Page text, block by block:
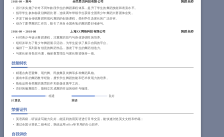
2018-09 ~ 至今 全民简历科技有限公司 舞蹈老师
设计并实施了针对不同年龄段学生的舞蹈课程体系，提升了学生的舞蹈技能和表演水平。
指导学生参加各级别舞蹈比赛，连续两年带领学生获得全国青少年舞蹈大赛团体金奖。
开发了融合传统舞蹈和现代舞蹈的创新课程，受到学生及家长的广泛好评。
创办了夏季舞蹈工作坊，吸引了来自全国各地的舞蹈爱好者参与。
2016-09 ~ 2018-08 上海XX网络科技有限公司
舞蹈老师
针对青少年设计舞蹈课程，注重舞蹈技巧与身体协调性的培养。
组织并举办了青少年舞蹈展示活动，为学生提供了展示自我的平台。
编排了一系列富有创意的舞蹈作品，激发了学生的舞蹈创造力。
与家长保持良好沟通，确保教育理念与家长期望保持一致。
技能特长
精通古典芭蕾舞、现代舞、民族舞及街舞等多种舞蹈风格。
拥有丰富的舞蹈教学经验，擅长学生舞蹈技能和艺术表现力的培养。
熟练运用各类舞蹈教育软件和多媒体教学工具。
良好的编舞能力，能独立完成舞蹈作品的创作与编排。
计算机
精通
英语
良好
荣誉证书
英语四级，听说读写能力良好，能流利的用英语进行日常交流，能快速浏览英文文档和书籍；
通过全国计算机二级考试，熟练运用office等常用的办公软件。
自我评价